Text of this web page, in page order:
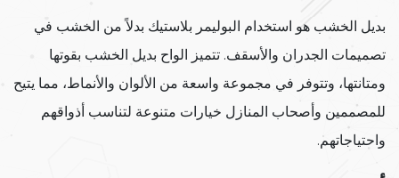
بديل الخشب هو استخدام البوليمر بلاستيك بدلاً من الخشب في
تصميمات الجدران والأسقف. تتميز الواح بديل الخشب بقوتها
ومتانتها، وتتوفر في مجموعة واسعة من الألوان والأنماط، مما يتيح
للمصممين وأصحاب المنازل خيارات متنوعة لتناسب أذواقهم
واحتياجاتهم.